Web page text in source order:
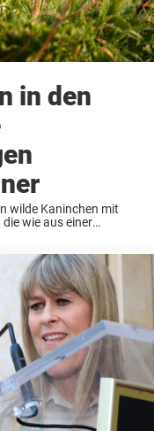
in den
wilde Kaninchen mit
wie aus einer